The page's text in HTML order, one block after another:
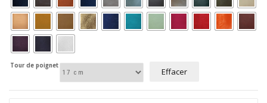
Tour de poignet
Effacer